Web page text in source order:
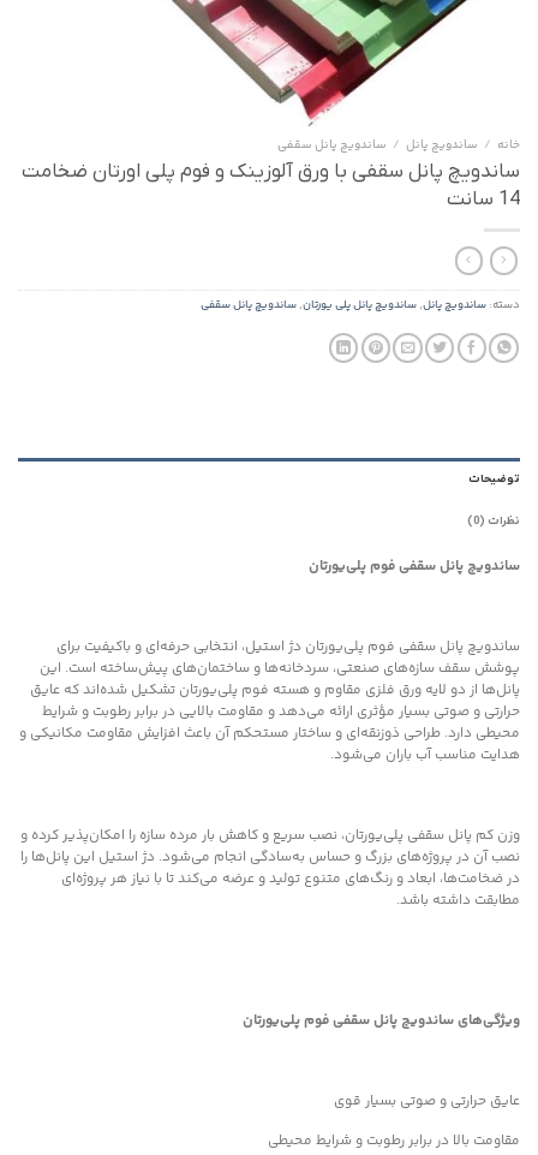
خانه / ساندویچ پانل / ساندویچ پانل سقفی
ساندویچ پانل سقفی با ورق آلوزینک و فوم پلی اورتان ضخامت
14 سانت
دسته: ساندویچ پانل, ساندویچ پانل پلی یورتان, ساندویچ پانل سقفی
توضیحات
نظرات (0)
ساندویچ پانل سقفی فوم پلی‌یورتان
ساندویچ پانل سقفی فوم پلی‌یورتان دژ استیل، انتخابی حرفه‌ای و باکیفیت برای
پوشش سقف سازه‌های صنعتی، سردخانه‌ها و ساختمان‌های پیش‌ساخته است. این
پانل‌ها از دو لایه ورق فلزی مقاوم و هسته فوم پلی‌یورتان تشکیل شده‌اند که عایق
حرارتی و صوتی بسیار مؤثری ارائه می‌دهد و مقاومت بالایی در برابر رطوبت و شرایط
محیطی دارد. طراحی ذوزنقه‌ای و ساختار مستحکم آن باعث افزایش مقاومت مکانیکی و
هدایت مناسب آب باران می‌شود.
وزن کم پانل سقفی پلی‌یورتان، نصب سریع و کاهش بار مرده سازه را امکان‌پذیر کرده و
نصب آن در پروژه‌های بزرگ و حساس به‌سادگی انجام می‌شود. دژ استیل این پانل‌ها را
در ضخامت‌ها، ابعاد و رنگ‌های متنوع تولید و عرضه می‌کند تا با نیاز هر پروژه‌ای
مطابقت داشته باشد.
ویژگی‌های ساندویچ پانل سقفی فوم پلی‌یورتان
عایق حرارتی و صوتی بسیار قوی
مقاومت بالا در برابر رطوبت و شرایط محیطی